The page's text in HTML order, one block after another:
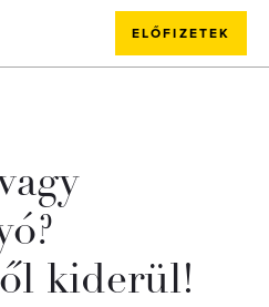
ELŐFIZETEK
kiderül!